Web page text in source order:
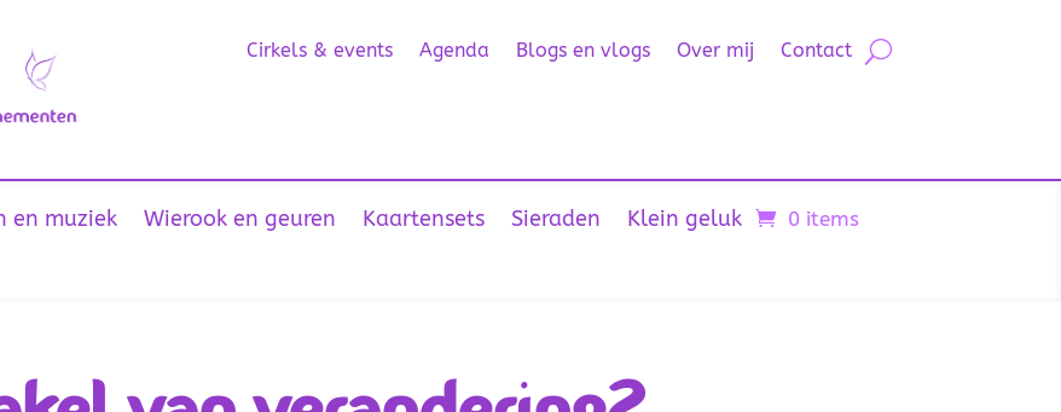
Cirkels & events Agenda Blogs en vlogs Over mij Contact
en muziek Wierook en geuren Kaartensets Sieraden Klein geluk 0 items